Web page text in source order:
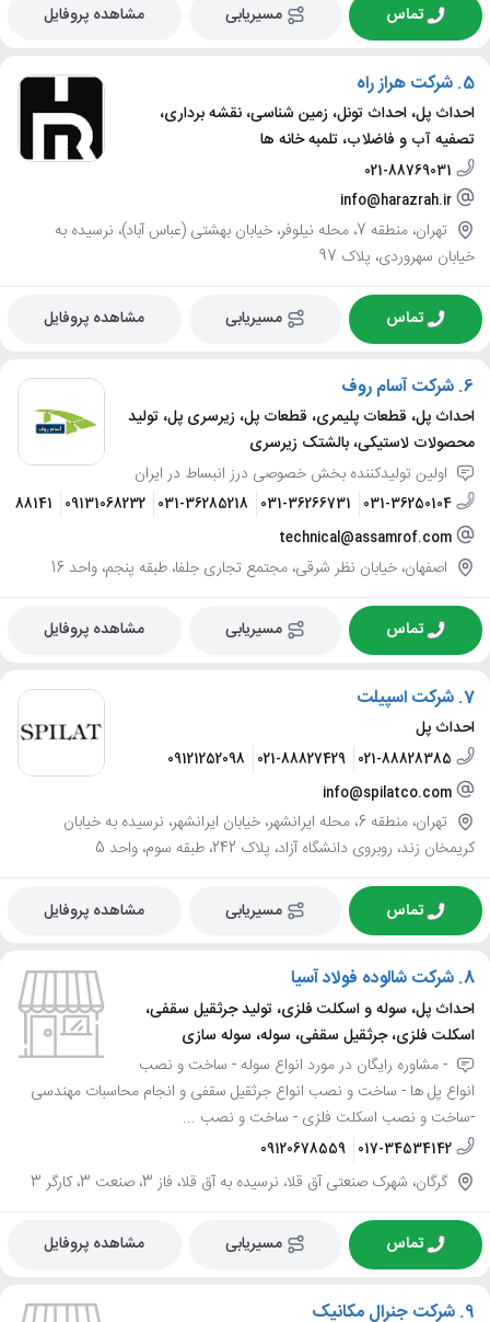
تماس مسیریابی مشاهده پروفایل
5. شرکت هراز راه
احداث پل، احداث تونل، زمین شناسی، نقشه برداری،
تصفیه آب و فاضلاب، تلمبه خانه ها
021-88769031
info@harazrah.ir
تهران، منطقه 7، محله نیلوفر، خیابان بهشتی (عباس آباد)، نرسیده به
خیابان سهروردی، پلاک 97
تماس مسیریابی مشاهده پروفایل
6. شرکت آسام روف
احداث پل، قطعات پلیمری، قطعات پل، زیرسری پل، تولید
محصولات لاستیکی، بالشتک زیرسری
اولین تولیدکننده بخش خصوصی درز انبساط در ایران
031-36250104
031-36266731
031-36285218
09131068232
technical@assamrof.com
اصفهان، خیابان نظر شرقی، مجتمع تجاری جلفا، طبقه پنجم، واحد 16
تماس مسیریابی مشاهده پروفایل
7. شرکت اسپیلت
احداث پل
021-88828385
021-88827429
09121252098
info@spilatco.com
تهران، منطقه 6، محله ایرانشهر، خیابان ایرانشهر، نرسیده به خیابان
کریمخان زند، روبروی دانشگاه آزاد، پلاک 242، طبقه سوم، واحد 5
تماس مسیریابی مشاهده پروفایل
8. شرکت شالوده فولاد آسیا
احداث پل، سوله و اسکلت فلزی، تولید جرثقیل سقفی،
اسکلت فلزی، جرثقیل سقفی، سوله، سوله سازی
- مشاوره رایگان در مورد انواع سوله - ساخت و نصب
انواع پل ها - ساخت و نصب انواع جرثقیل سقفی و انجام محاسبات مهندسی
-ساخت و نصب اسکلت فلزی - ساخت و نصب ...
017-34534142
09120678559
گرگان، شهرک صنعتی آق قلا، نرسیده به آق قلا، فاز 3، صنعت 3، کارگر 3
تماس مسیریابی مشاهده پروفایل
9. شرکت جنرال مکانیک